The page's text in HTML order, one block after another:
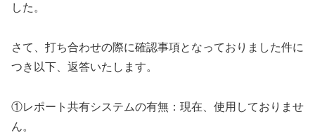
した。
さて、打ち合わせの際に確認事項となっておりました件に
つき以下、返答いたします。
①レポート共有システムの有無：現在、使用しておりませ
ん。